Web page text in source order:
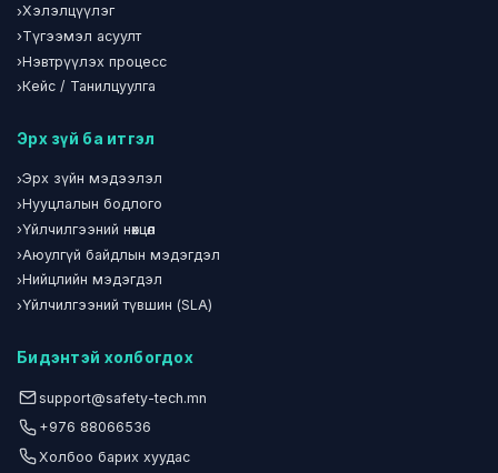
›Хэлэлцүүлэг
›Түгээмэл асуулт
›Нэвтрүүлэх процесс
›Кейс / Танилцуулга
Эрх зүй ба итгэл
›Эрх зүйн мэдээлэл
›Нууцлалын бодлого
›Үйлчилгээний нөхцөл
›Аюулгүй байдлын мэдэгдэл
›Нийцлийн мэдэгдэл
›Үйлчилгээний түвшин (SLA)
Бидэнтэй холбогдох
support@safety-tech.mn
+976 88066536
Холбоо барих хуудас